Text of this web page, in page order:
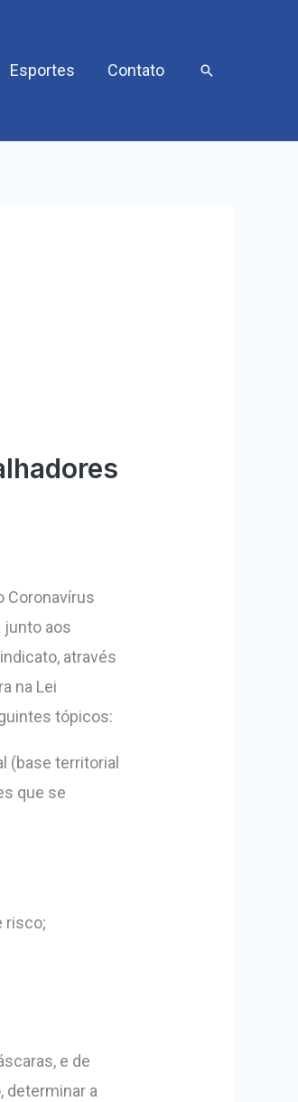
Esportes Contato
Coronavírus
junto aos
através
na Lei
tópicos:
(base territorial
que se
risco;
e de
determinar a